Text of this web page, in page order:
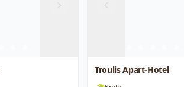
Troulis Apart-Hotel